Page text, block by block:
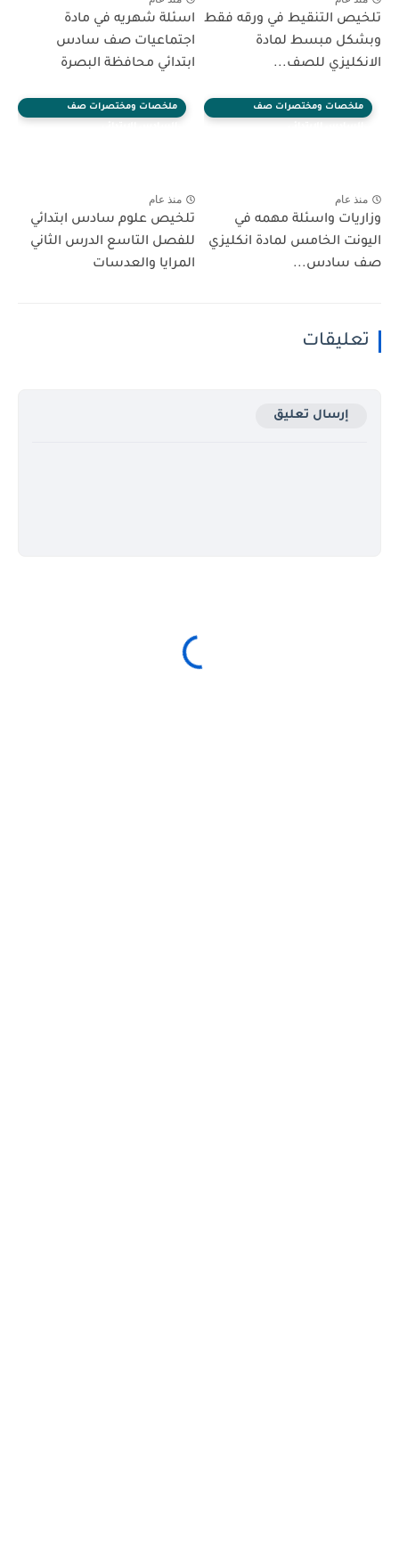
تلخيص التنقيط في ورقه فقط
وبشكل مبسط لمادة
الانكليزي للصف...
اسئلة شهريه في مادة
اجتماعيات صف سادس
ابتدائي محافظة البصرة
ملخصات ومختصرات صف
منذ عام
وزاريات واسئلة مهمه في
اليونت الخامس لمادة انكليزي
صف سادس...
ملخصات ومختصرات صف
منذ عام
تلخيص علوم سادس ابتدائي
للفصل التاسع الدرس الثاني
المرايا والعدسات
تعليقات
إرسال تعليق